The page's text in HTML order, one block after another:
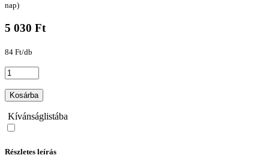
nap)
5 030 Ft
84 Ft/db
Kosárba
Kívánságlistába
Részletes leírás